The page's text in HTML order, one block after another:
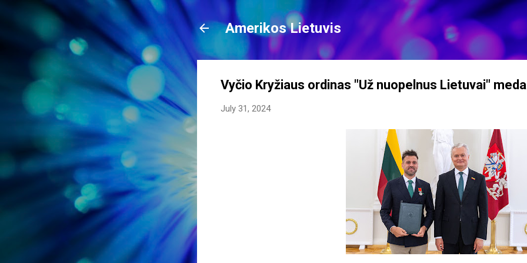
Skip to main content
Amerikos Lietuvis
Vyčio Kryžiaus ordinas "Už nuopelnus Lietuvai"
July 31, 2024